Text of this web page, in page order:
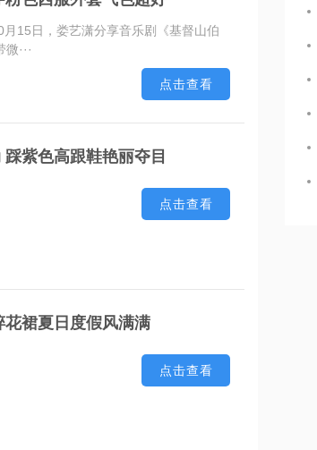
15日，娄艺潇分享音乐剧《基督山伯
···
点击查看
紫色高跟鞋艳丽夺目
点击查看
裙夏日度假风满满
点击查看